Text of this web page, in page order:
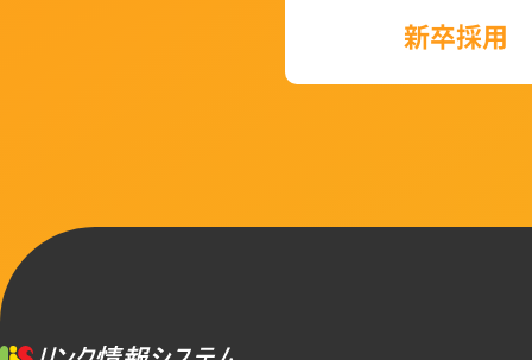
新卒採用